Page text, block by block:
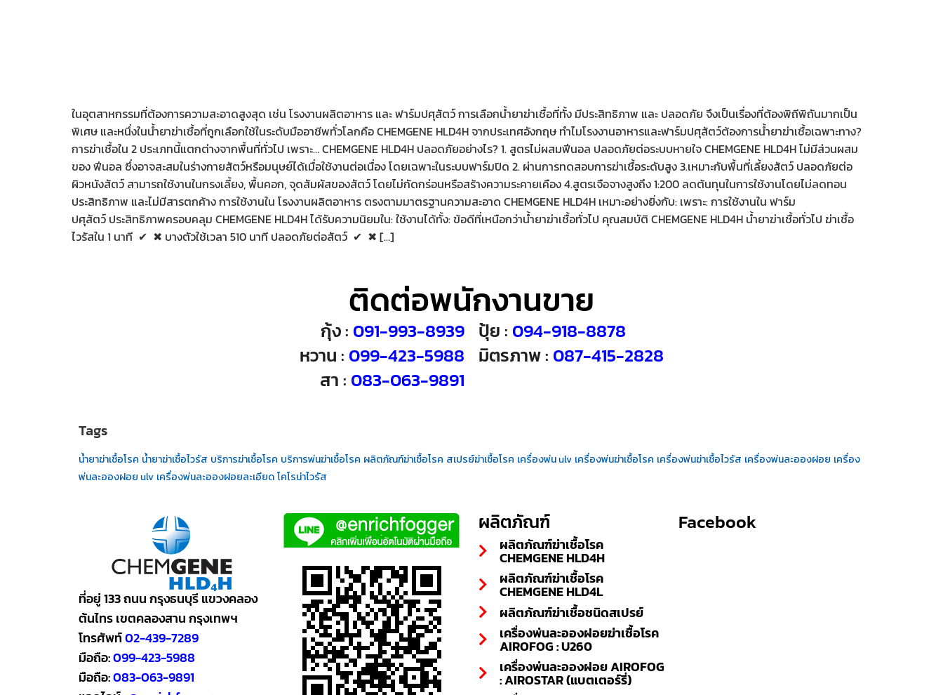
ในอุตสาหกรรมที่ต้องการความสะอาดสูงสุด เช่น โรงงานผลิตอาหาร และ ฟาร์มปศุสัตว์ การเลือกน้ำยาฆ่าเชื้อที่ทั้ง มีประสิทธิภาพ และ ปลอดภัย จึงเป็นเรื่องที่ต้องพิถีพิถันมากเป็น
พิเศษ และหนึ่งในน้ำยาฆ่าเชื้อที่ถูกเลือกใช้ในระดับมืออาชีพทั่วโลกคือ CHEMGENE HLD4H จากประเทศอังกฤษ ทำไมโรงงานอาหารและฟาร์มปศุสัตว์ต้องการน้ำยาฆ่าเชื้อเฉพาะทาง?
การฆ่าเชื้อใน 2 ประเภทนี้แตกต่างจากพื้นที่ทั่วไป เพราะ… CHEMGENE HLD4H ปลอดภัยอย่างไร? 1. สูตรไม่ผสมฟีนอล ปลอดภัยต่อระบบหายใจ CHEMGENE HLD4H ไม่มีส่วนผสม
ของ ฟีนอล ซึ่งอาจสะสมในร่างกายสัตว์หรือมนุษย์ได้เมื่อใช้งานต่อเนื่อง โดยเฉพาะในระบบฟาร์มปิด 2. ผ่านการทดสอบการฆ่าเชื้อระดับสูง 3.เหมาะกับพื้นที่เลี้ยงสัตว์ ปลอดภัยต่อ
ผิวหนังสัตว์ สามารถใช้งานในกรงเลี้ยง, พื้นคอก, จุดสัมผัสของสัตว์ โดยไม่กัดกร่อนหรือสร้างความระคายเคือง 4.สูตรเจือจางสูงถึง 1:200 ลดต้นทุนในการใช้งานโดยไม่ลดทอน
ประสิทธิภาพ และไม่มีสารตกค้าง การใช้งานใน โรงงานผลิตอาหาร ตรงตามมาตรฐานความสะอาด CHEMGENE HLD4H เหมาะอย่างยิ่งกับ: เพราะ: การใช้งานใน ฟาร์ม
ปศุสัตว์ ประสิทธิภาพครอบคลุม CHEMGENE HLD4H ได้รับความนิยมใน: ใช้งานได้ทั้ง: ข้อดีที่เหนือกว่าน้ำยาฆ่าเชื้อทั่วไป คุณสมบัติ CHEMGENE HLD4H น้ำยาฆ่าเชื้อทั่วไป ฆ่าเชื้อ
ไวรัสใน 1 นาที ︎︎✔ ︎︎✖ บางตัวใช้เวลา 510 นาที ปลอดภัยต่อสัตว์ ︎︎✔ ︎︎✖ […]
ติดต่อพนักงานขาย
กุ้ง : 091-993-8939
หวาน : 099-423-5988
สา : 083-063-9891
ปุ้ย : 094-918-8878
มิตรภาพ : 087-415-2828
Tags
น้ำยาฆ่าเชื้อโรค น้ำยาฆ่าเชื้อไวรัส บริการฆ่าเชื้อโรค บริการพ่นฆ่าเชื้อโรค ผลิตภัณฑ์ฆ่าเชื้อโรค สเปรย์ฆ่าเชื้อโรค เครื่องพ่น ulv เครื่องพ่นฆ่าเชื้อโรค เครื่องพ่นฆ่าเชื้อไวรัส เครื่องพ่นละอองฝอย เครื่อง
พ่นละอองฝอย ulv เครื่องพ่นละอองฝอยละเอียดโคโรน่าไวรัส
ที่อยู่ 133 ถนน กรุงธนบุรี แขวงคลอง
ต้นไทร เขตคลองสาน กรุงเทพฯ
โทรศัพท์02-439-7289
มือถือ:099-423-5988
มือถือ:083-063-9891
ผลิตภัณฑ์
ผลิตภัณฑ์ฆ่าเชื้อโรค
CHEMGENE HLD4H
ผลิตภัณฑ์ฆ่าเชื้อโรค
CHEMGENE HLD4L
ผลิตภัณฑ์ฆ่าเชื้อชนิดสเปรย์
เครื่องพ่นละอองฝอยฆ่าเชื้อโรค
AIROFOG : U260
เครื่องพ่นละอองฝอย AIROFOG
: AIROSTAR (แบตเตอร์รี่)
Facebook